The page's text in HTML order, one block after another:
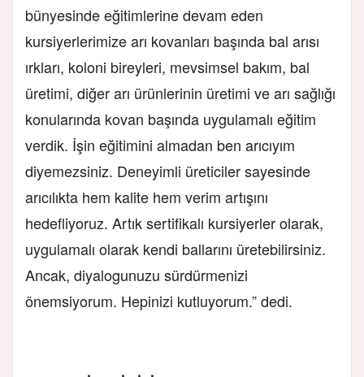
bünyesinde eğitimlerine devam eden
kursiyerlerimize arı kovanları başında bal arısı
ırkları, koloni bireyleri, mevsimsel bakım, bal
üretimi, diğer arı ürünlerinin üretimi ve arı sağlığı
konularında kovan başında uygulamalı eğitim
verdik. İşin eğitimini almadan ben arıcıyım
diyemezsiniz. Deneyimli üreticiler sayesinde
arıcılıkta hem kalite hem verim artışını
hedefliyoruz. Artık sertifikalı kursiyerler olarak,
uygulamalı olarak kendi ballarını üretebilirsiniz.
Ancak, diyalogunuzu sürdürmenizi
önemsiyorum. Hepinizi kutluyorum.” dedi.